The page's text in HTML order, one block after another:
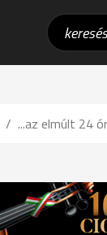
...az elmúlt 24